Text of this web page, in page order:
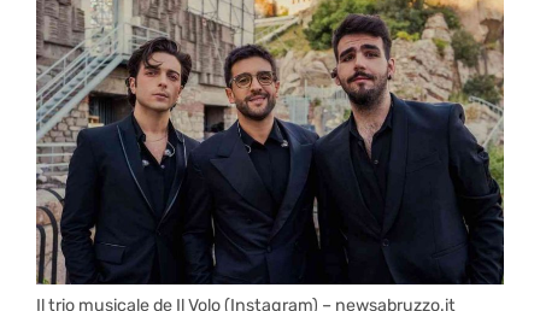
Il trio musicale de Il Volo (Instagram) – newsabruzzo.it